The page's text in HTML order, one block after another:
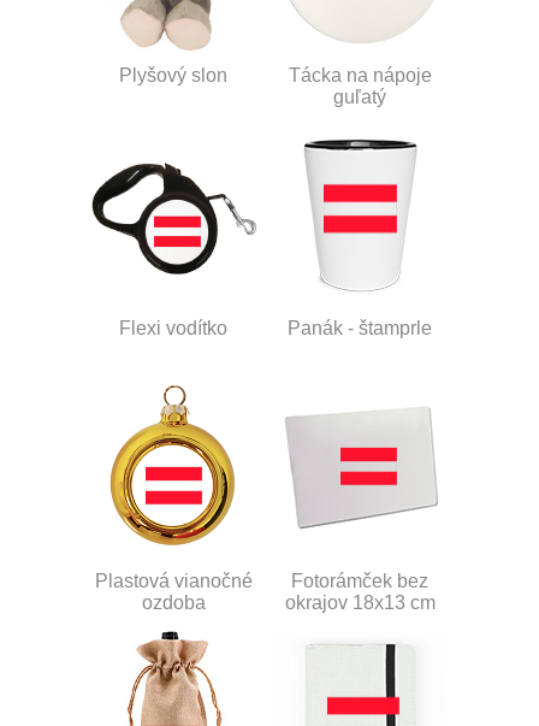
Plyšový slon
Tácka na nápoje
guľatý
Flexi vodítko Panák - štamprle
Plastová vianočné
ozdoba
Fotorámček bez
okrajov 18x13 cm